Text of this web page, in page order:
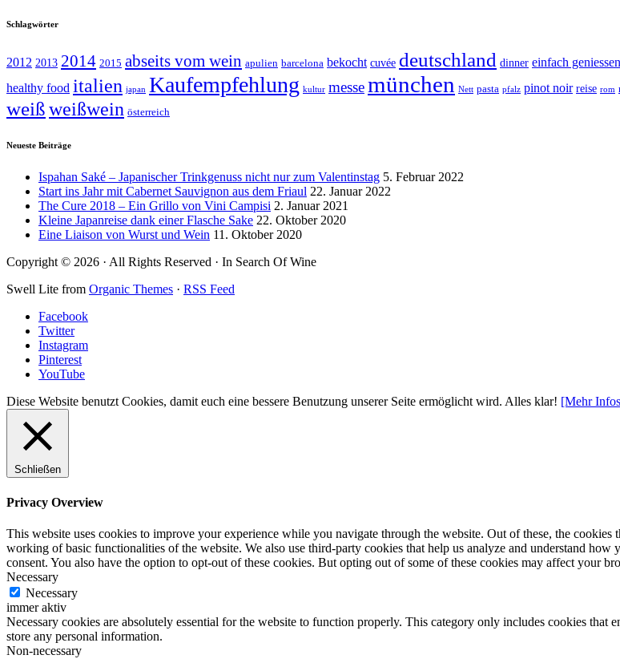
Schlagwörter
2012 2013 2014 2015 abseits vom wein apulien barcelona bekocht cuvée deutschland dinner einfach geniessen
healthy food italien japan Kaufempfehlung kultur messemünchen Nett pasta pfalz pinot noir reise rom
weißweißwein österreich
Neueste Beiträge
Ispahan Saké – Japanischer Trinkgenuss nicht nur zum Valentinstag 5. Februar 2022
Start ins Jahr mit Cabernet Sauvignon aus dem Friaul 22. Januar 2022
The Cure 2018 – Ein Grillo von Vini Campisi 2. Januar 2021
Kleine Japanreise dank einer Flasche Sake 22. Oktober 2020
Eine Liaison von Wurst und Wein 11. Oktober 2020
Copyright © 2026 · All Rights Reserved · In Search Of Wine
Swell Lite from Organic Themes · RSS Feed
Facebook
Twitter
Instagram
Pinterest
YouTube
Diese Website benutzt Cookies, damit euch eine bessere Benutzung unserer Seite ermöglicht wird. Alles klar! [Mehr
Schließen
Privacy Overview
This website uses cookies to improve your experience while you navigate through the website. Out of these, the cookies
working of basic functionalities of the website. We also use third-party cookies that help us analyze and understand
consent. You also have the option to opt-out of these cookies. But opting out of some of these cookies may affect your
Necessary
Necessary
immer aktiv
Necessary cookies are absolutely essential for the website to function properly. This category only includes cookies that
store any personal information.
Non-necessary